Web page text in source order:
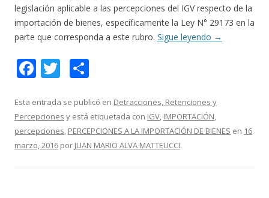
legislación aplicable a las percepciones del IGV respecto de la
importación de bienes, específicamente la Ley N° 29173 en la
parte que corresponda a este rubro. Sigue leyendo →
F
e
b
o
T
itt
er
m
p
ar
Esta entrada se publicó en Detracciones, Retenciones y
Percepciones y está etiquetada con IGV, IMPORTACIÓN,
percepciones, PERCEPCIONES A LA IMPORTACIÓN DE BIENES en 16
marzo, 2016 por JUAN MARIO ALVA MATTEUCCI.